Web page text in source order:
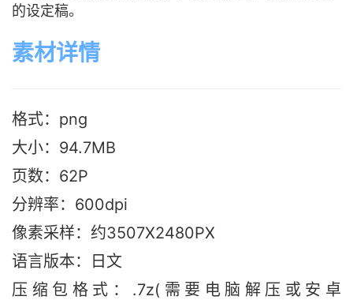
的设定稿。
素材详情
格式：png
大小：94.7MB
页数：62P
分辨率：600dpi
像素采样：约3507X2480PX
语言版本：日文
压缩包格式：.7z(需要电脑解压或安卓